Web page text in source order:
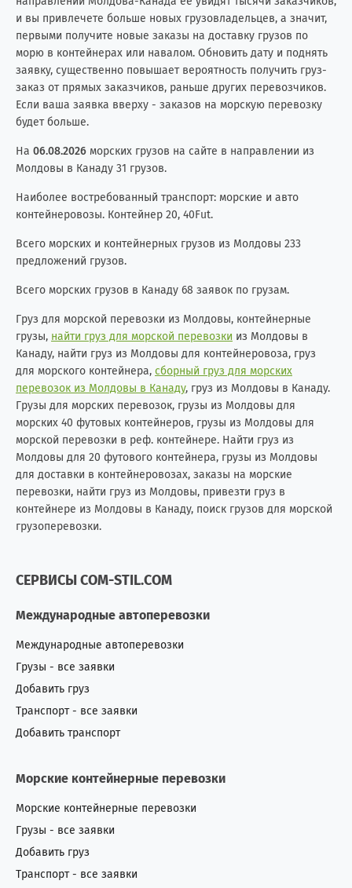
и вы привлечете больше новых грузовладельцев, а значит,
первыми получите новые заказы на доставку грузов по
морю в контейнерах или навалом. Обновить дату и поднять
заявку, существенно повышает вероятность получить груз-
заказ от прямых заказчиков, раньше других перевозчиков.
Если ваша заявка вверху - заказов на морскую перевозку
будет больше.
На 06.08.2026 морских грузов на сайте в направлении из
Молдовы в Канаду 31 грузов.
Наиболее востребованный транспорт: морские и авто
контейнеровозы. Контейнер 20, 40Fut.
Всего морских и контейнерных грузов из Молдовы 233
предложений грузов.
Всего морских грузов в Канаду 68 заявок по грузам.
Груз для морской перевозки из Молдовы, контейнерные
грузы, найти груз для морской перевозки из Молдовы в
Канаду, найти груз из Молдовы для контейнеровоза, груз
для морского контейнера, сборный груз для морских
перевозок из Молдовы в Канаду, груз из Молдовы в Канаду.
Грузы для морских перевозок, грузы из Молдовы для
морских 40 футовых контейнеров, грузы из Молдовы для
морской перевозки в реф. контейнере. Найти груз из
Молдовы для 20 футового контейнера, грузы из Молдовы
для доставки в контейнеровозах, заказы на морские
перевозки, найти груз из Молдовы, привезти груз в
контейнере из Молдовы в Канаду, поиск грузов для морской
грузоперевозки.
СЕРВИСЫ COM-STIL.COM
Международные автоперевозки
Международные автоперевозки
Грузы - все заявки
Добавить груз
Транспорт - все заявки
Добавить транспорт
Морские контейнерные перевозки
Морские контейнерные перевозки
Грузы - все заявки
Добавить груз
Транспорт - все заявки